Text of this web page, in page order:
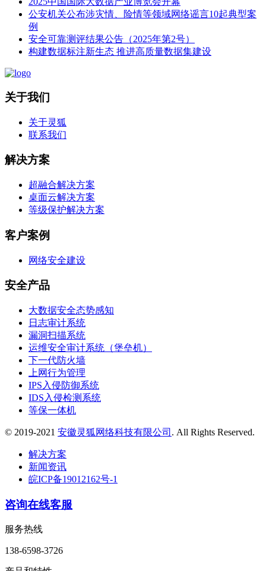
公安机关公布涉灾情、险情等领域网络谣言10起典型案
例
安全可靠测评结果公告（2025年第2号）
构建数据标注新生态 推进高质量数据集建设
关于我们
关于灵狐
联系我们
解决方案
超融合解决方案
桌面云解决方案
等级保护解决方案
客户案例
网络安全建设
安全产品
大数据安全态势感知
日志审计系统
漏洞扫描系统
运维安全审计系统（堡垒机）
下一代防火墙
上网行为管理
IPS入侵防御系统
IDS入侵检测系统
等保一体机
© 2019-2021 安徽灵狐网络科技有限公司 . All Rights Reserved.
解决方案
新闻资讯
皖ICP备19012162号-1
咨询在线客服
服务热线
138-6598-3726